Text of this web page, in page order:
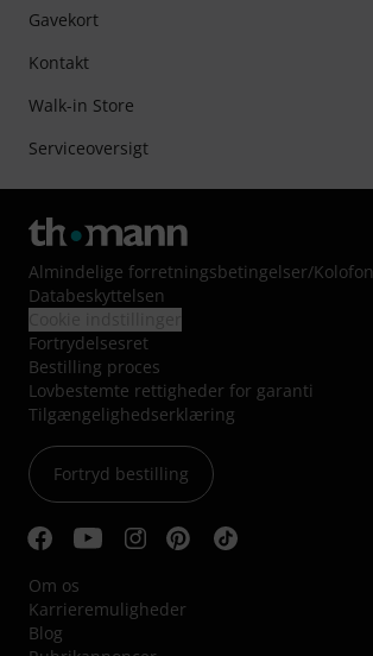
Gavekort
Kontakt
Walk-in Store
Serviceoversigt
Almindelige forretningsbetingelser/Kolofon
Databeskyttelsen
Fortrydelsesret
Bestilling proces
Lovbestemte rettigheder for garanti
Tilgængelighedserklæring
Fortryd bestilling
Om os
Karrieremuligheder
Blog